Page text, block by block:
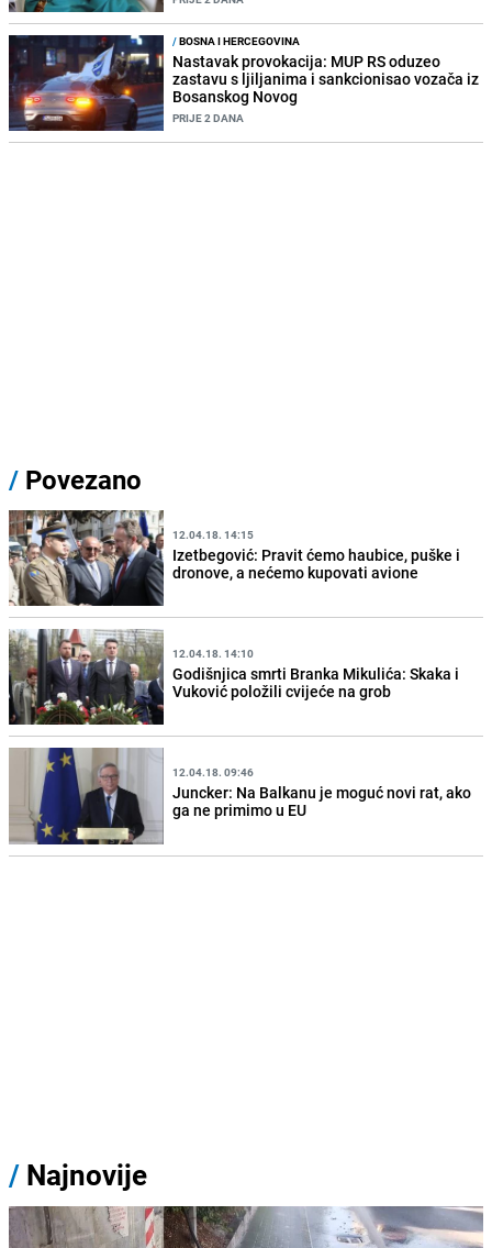
/BOSNA I HERCEGOVINA
Nastavak provokacija: MUP RS oduzeo
zastavu s ljiljanima i sankcionisao vozača iz
Bosanskog Novog
PRIJE 2 DANA
/ Povezano
12.04.18. 14:15
Izetbegović: Pravit ćemo haubice, puške i
dronove, a nećemo kupovati avione
12.04.18. 14:10
Godišnjica smrti Branka Mikulića: Skaka i
Vuković položili cvijeće na grob
12.04.18. 09:46
Juncker: Na Balkanu je moguć novi rat, ako
ga ne primimo u EU
/ Najnovije